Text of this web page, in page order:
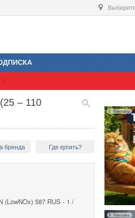
– 110
бренда Где купить?
(LowNOx) 587 RUS - 1 /
Реклама
Реклама